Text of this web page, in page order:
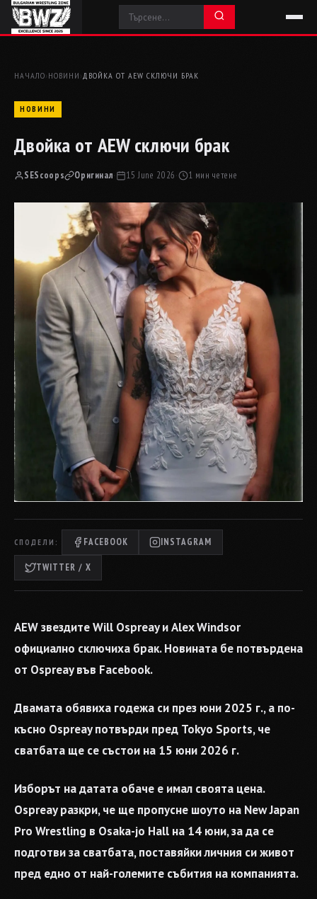
НАЧАЛО› НОВИНИ ›ДВОЙКА ОТ AEW СКЛЮЧИ БРАК
НОВИНИ
Двойка от AEW сключи брак
SEScoops Оригинал· 15 June 2026· 1 мин четене
СПОДЕЛИ: FACEBOOK INSTAGRAM
TWITTER / X
AEW звездите Will Ospreay и Alex Windsor
официално сключиха брак. Новината бе потвърдена
от Ospreay във Facebook.
Двамата обявиха годежа си през юни 2025 г., а по-
късно Ospreay потвърди пред Tokyo Sports, че
сватбата ще се състои на 15 юни 2026 г.
Изборът на датата обаче е имал своята цена.
Ospreay разкри, че ще пропусне шоуто на New Japan
Pro Wrestling в Osaka-jo Hall на 14 юни, за да се
подготви за сватбата, поставяйки личния си живот
пред едно от най-големите събития на компанията.